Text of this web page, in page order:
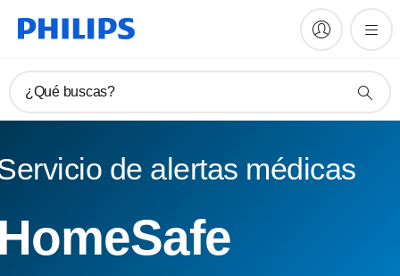
¿Qué buscas?
de alertas médicas